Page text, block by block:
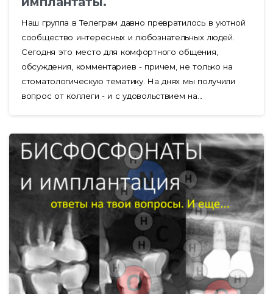
Наш группа в Телеграм давно превратилось в уютной
сообщество интересных и любознательных людей.
Сегодня это место для комфортного общения,
обсуждения, комментариев - причем, не только на
стоматологическую тематику. На днях мы получили
вопрос от коллеги - и с удовольствием на...